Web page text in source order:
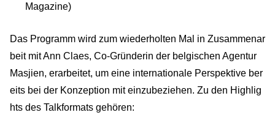
Magazine)
Das Programm wird zum wiederholten Mal in Zusammenar
beit mit Ann Claes, Co-Gründerin der belgischen Agentur
Masjien, erarbeitet, um eine internationale Perspektive ber
eits bei der Konzeption mit einzubeziehen. Zu den Highlig
hts des Talkformats gehören: